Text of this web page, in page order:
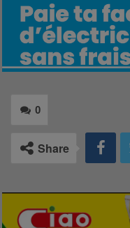
0
Share